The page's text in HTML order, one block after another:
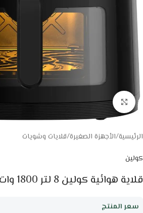
Click to enlarge
الرئيسية/الأجهزة الصغيرة/قلايات وشويات
كولين
قلاية هوائية كولين 8 لتر 1800 وات – أسود
سعر المنتج